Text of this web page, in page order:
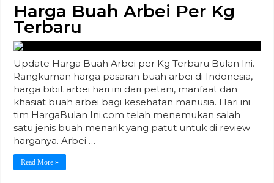
Harga Buah Arbei Per Kg
Terbaru
Update Harga Buah Arbei per Kg Terbaru Bulan Ini.
Rangkuman harga pasaran buah arbei di Indonesia,
harga bibit arbei hari ini dari petani, manfaat dan
khasiat buah arbei bagi kesehatan manusia. Hari ini
tim HargaBulan Ini.com telah menemukan salah
satu jenis buah menarik yang patut untuk di review
harganya. Arbei …
Read More »